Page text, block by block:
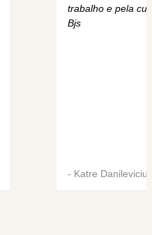
trabalho e pela
Bjs
- Katre Danilevicius